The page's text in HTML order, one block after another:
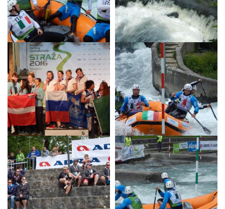
Documenti
Tesseramento e
Affiliazione
Federazione
Trasparente
Contatti